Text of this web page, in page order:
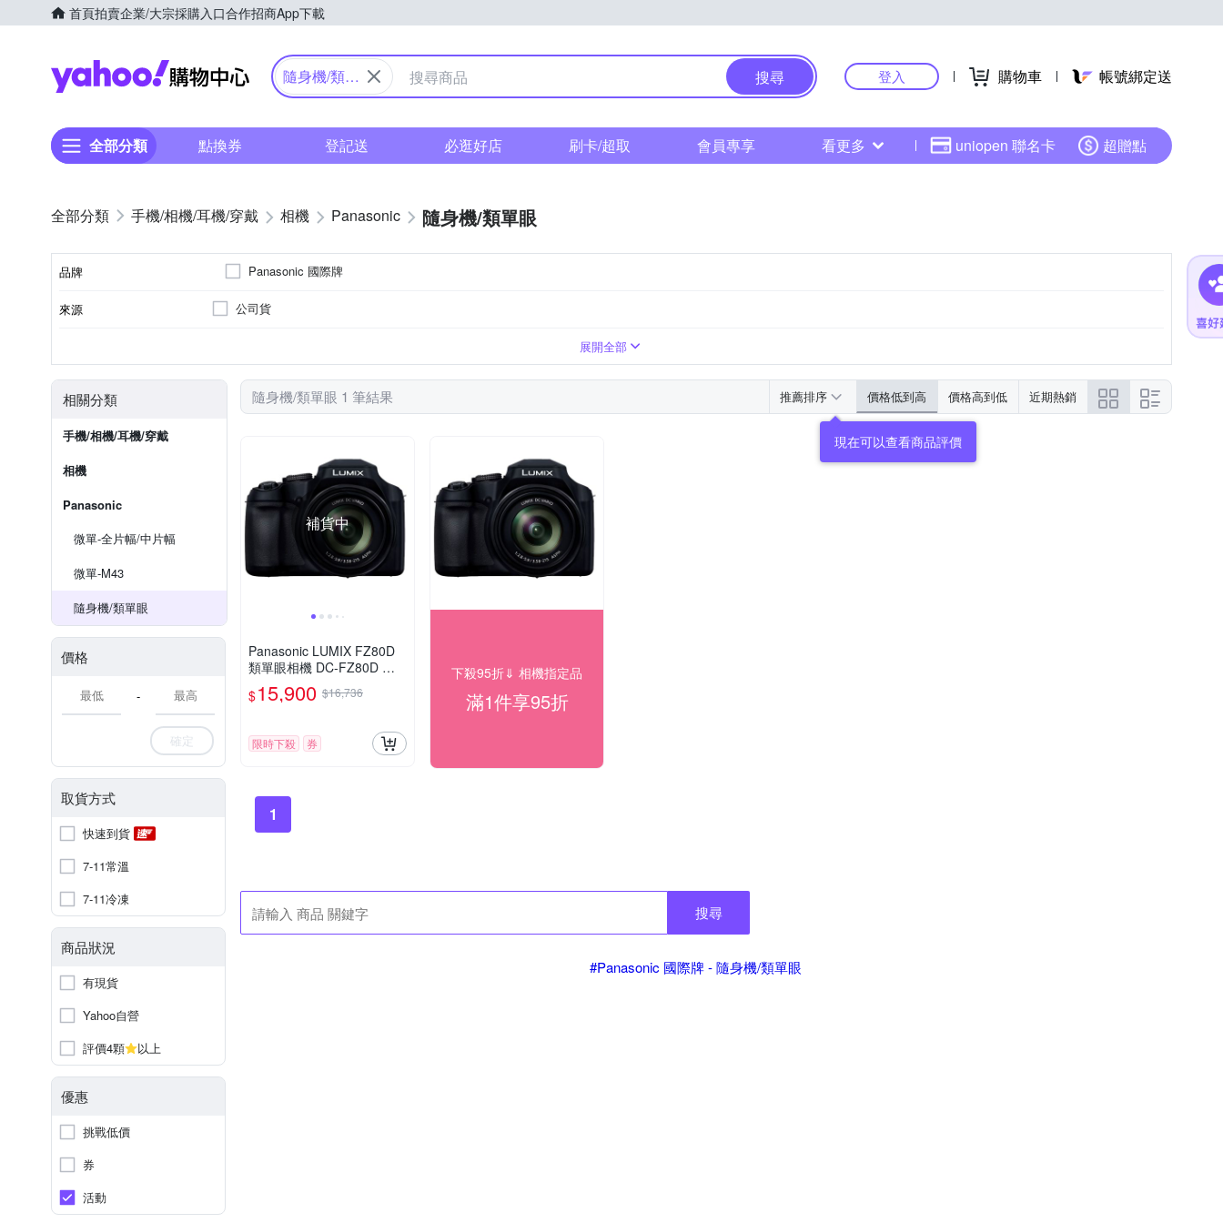
首頁拍賣企業/大宗採購入口合作招商App下載
Yahoo購物中心
隨身機/類單
搜尋 登入 購物車 帳號綁定送
全部分類 點換券 登記送 必逛好店 刷卡/超取 會員專享 看更多 uniopen 聯名卡 超贈點
手機/相機/耳機/穿戴 相機 Panasonic 隨身機/類單眼
品牌 Panasonic 國際牌
來源 公司貨
展開全部
相關分類
手機/相機/耳機/穿戴
相機
Panasonic
微單-全片幅/中片幅
微單-M43
隨身機/類單眼
價格
-
確定
取貨方式
快速到貨
7-11常溫
7-11冷凍
商品狀況
有現貨
Yahoo自營
評價4顆
以上
優惠
挑戰低價
券
活動
隨身機/類單眼 1 筆結果 推薦排序 價格低到高 價格高到低 近期熱銷
現在可以查看商品評價
補貨中
Panasonic LUMIX FZ80D
類單眼相機 DC-FZ80D 公
司貨
$15,900 $16,736
限時下殺 券
下殺95折⇓ 相機指定品
滿1件享95折
1
搜尋
#Panasonic 國際牌 - 隨身機/類單眼